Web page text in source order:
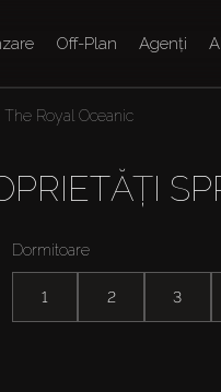
Off-Plan Agenți
The Royal Oceanic
Dormitoare
1 2 3